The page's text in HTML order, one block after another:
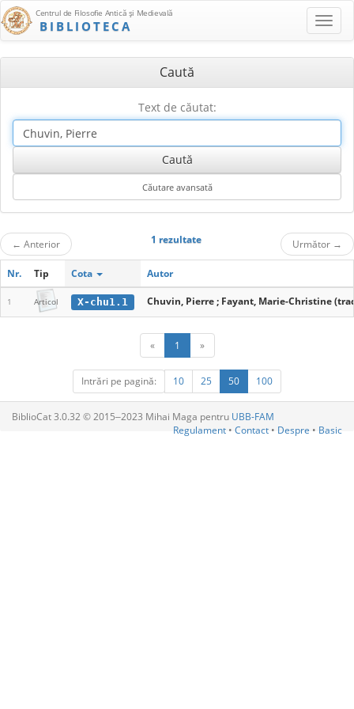
Centrul de Filosofie Antică şi Medievală
BIBLIOTECA
Caută
Text de căutat:
← Anterior 1 rezultate Următor →
Nr. Tip Cota Autor
1 Articol X-chu1.1 Chuvin, Pierre ; Fayant, Marie-Christine
« 1 »
Intrări pe pagină: 10 25 50 100
BiblioCat 3.0.32 © 2015‒2023 Mihai Maga pentru UBB-FAM
Regulament • Contact • Despre • Basic